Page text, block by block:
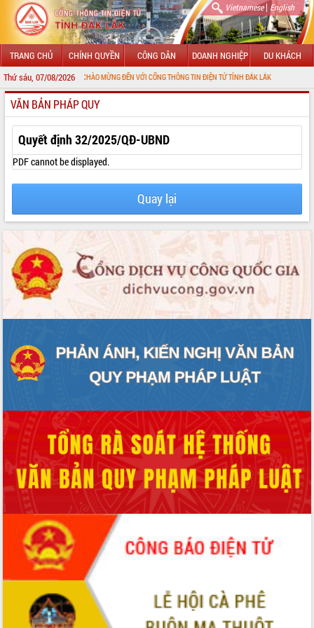
Vietnamese| English
TRANG CHỦ CHÍNH QUYỀN CÔNG DÂN DOANH NGHIỆP DU KHÁCH
Thứ sáu, 07/08/2026CHÀO MỪNG ĐẾN VỚI CỔNG THÔNG TIN ĐIỆN TỬ TỈNH ĐẮK LẮK
GIỚI THIỆU
LÃNH ĐẠO UBND TỈNH
TIN TỨC SỰ KIỆN
UBND CÁC XÃ, PHƯỜNG
THÔNG TIN CHỈ ĐẠO ĐIỀU HÀNH
HỆ THỐNG VĂN BẢN
VĂN BẢN HĐND TỈNH
QUY HOẠCH - KẾ HOẠCH
VĂN BẢN PHÁP QUY
Quyết định 32/2025/QĐ-UBND
PDF cannot be displayed.
Quay lại